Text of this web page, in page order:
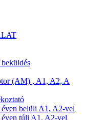
(AM) , A1, A2, A
belüli A1, A2-vel
éven túli A1, A2-vel